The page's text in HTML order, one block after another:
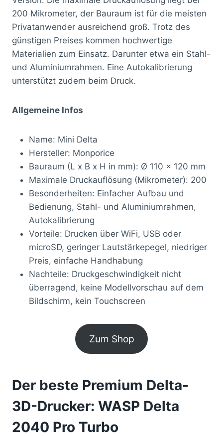
200 Mikrometer, der Bauraum ist für die meisten
Privatanwender ausreichend groß. Trotz des
günstigen Preises kommen hochwertige
Materialien zum Einsatz. Darunter etwa ein Stahl-
und Aluminiumrahmen. Eine Autokalibrierung
unterstützt zudem beim Druck.
Allgemeine Infos
Name: Mini Delta
Hersteller: Monporice
Bauraum (L x B x H in mm): Ø 110 x 120 mm
Maximale Druckauflösung (Mikrometer): 200
Besonderheiten: Einfacher Aufbau und
Bedienung, Stahl- und Aluminiumrahmen,
Autokalibrierung
Vorteile: Drucken über WiFi, USB oder
microSD, geringer Lautstärkepegel, niedriger
Preis, einfache Handhabung
Nachteile: Druckgeschwindigkeit nicht
überragend, keine Modellvorschau auf dem
Bildschirm, kein Touchscreen
Zum Shop
Der beste Premium Delta-
3D-Drucker: WASP Delta
2040 Pro Turbo